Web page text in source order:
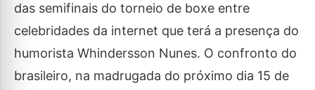
das semifinais do torneio de boxe entre
celebridades da internet que terá a presença do
humorista Whindersson Nunes. O confronto do
brasileiro, na madrugada do próximo dia 15 de